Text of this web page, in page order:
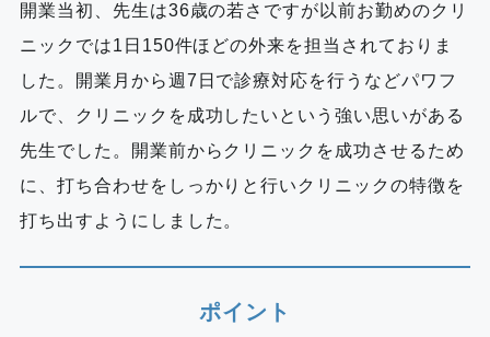
開業当初、先生は36歳の若さですが以前お勤めのクリ
ニックでは1日150件ほどの外来を担当されておりま
した。開業月から週7日で診療対応を行うなどパワフ
ルで、クリニックを成功したいという強い思いがある
先生でした。開業前からクリニックを成功させるため
に、打ち合わせをしっかりと行いクリニックの特徴を
打ち出すようにしました。
ポイント